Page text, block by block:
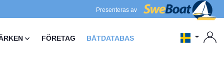
Presenteras av
FÖRETAG BÅTDATABAS